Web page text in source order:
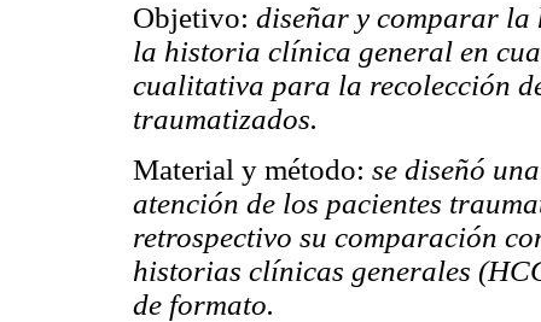
Objetivo: diseñar y comparar
la historia clínica general en
cualitativa para la recolección
traumatizados.
Material y método: se diseñó
atención de los pacientes
retrospectivo su comparación
historias clínicas generales
de formato.